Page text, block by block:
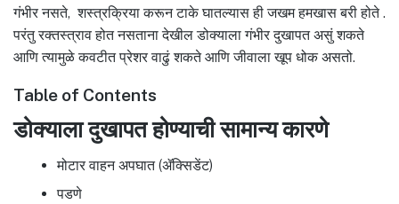
गंभीर नसते, शस्त्रक्रिया करून टाके घातल्यास ही जखम हमखास बरी होते .
परंतु रक्तस्त्राव होत नसताना देखील डोक्याला गंभीर दुखापत असुं शकते
आणि त्यामुळे कवटीत प्रेशर वाढुं शकते आणि जीवाला खूप धोक असतो.
Table of Contents
डोक्याला दुखापत होण्याची सामान्य कारणे
मोटार वाहन अपघात (ॲक्सिडेंट)
पडणे